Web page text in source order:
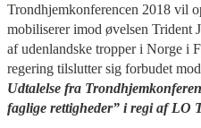
Trondhjemkonferencen 2018 vil
mobiliserer imod øvelsen Trident
af udenlandske tropper i Norge i
regering tilslutter sig forbudet
Udtalelse fra
faglige rettigheder” i regi af LO